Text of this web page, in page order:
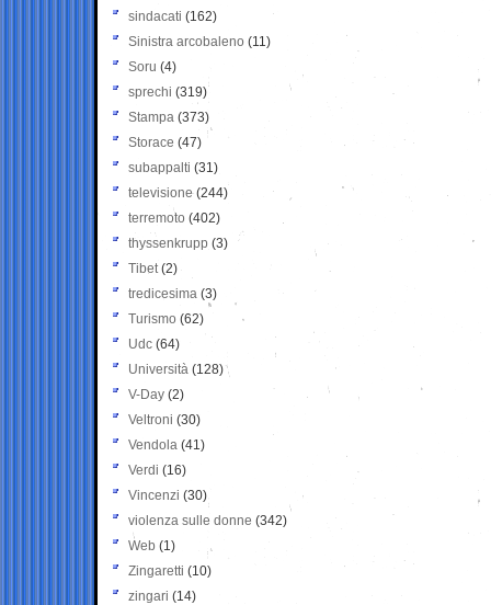
sindacati (162)
Sinistra arcobaleno (11)
Soru (4)
sprechi (319)
Stampa (373)
Storace (47)
subappalti (31)
televisione(244)
terremoto (402)
thyssenkrupp (3)
Tibet(2)
tredicesima (3)
Turismo (62)
Udc (64)
Università (128)
V-Day (2)
Veltroni (30)
Vendola (41)
Verdi (16)
Vincenzi (30)
violenza sulle donne (342)
Web (1)
Zingaretti (10)
zingari (14)